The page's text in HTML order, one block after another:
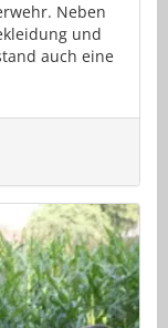
Neben
und
auch eine